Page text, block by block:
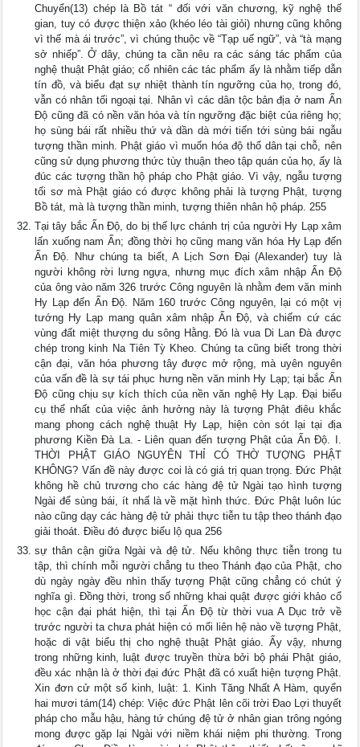
Chuyển(13) chép là Bồ tát “ đối với văn chương, kỹ nghệ thế
gian, tuy có được thiện xảo (khéo léo tài giỏi) nhưng cũng không
vì thế mà ái trước”, vì chúng thuộc về “Tạp uế ngữ”, và “tà mạng
sở nhiếp”. Ở dây, chúng ta cần nêu ra các sáng tác phẩm của
nghệ thuật Phật giáo; cố nhiên các tác phẩm ấy là nhằm tiếp dẫn
tín đồ, và biểu đạt sự nhiệt thành tín ngưỡng của họ, trong đó,
vẫn có nhân tối ngoại tại. Nhân vì các dân tộc bản địa ở nam Ấn
Ðộ cũng đã có nền văn hóa và tín ngưỡng đặc biệt của riêng họ;
họ sùng bái rất nhiều thứ và dần dà mới tiến tới sùng bái ngẫu
tượng thần minh. Phật giáo vì muốn hóa độ thổ dân tại chỗ, nên
cũng sử dụng phương thức tùy thuận theo tập quán của họ, ấy là
đúc các tượng thần hộ pháp cho Phật giáo. Vì vậy, ngẫu tượng
tối sơ mà Phật giáo có được không phải là tượng Phật, tượng
Bồ tát, mà là tượng thần minh, tượng thiên nhân hộ pháp. 255
Tại tây bắc Ấn Ðộ, do bị thế lực chánh trị của người Hy Lạp xâm
lấn xuống nam Ấn; đồng thời họ cũng mang văn hóa Hy Lạp đến
Ấn Ðộ. Như chúng ta biết, A Lịch Sơn Ðại (Alexander) tuy là
người không rời lưng ngựa, nhưng mục đích xâm nhập Ấn Ðộ
của ông vào năm 326 trước Công nguyên là nhằm đem văn minh
Hy Lạp đến Ấn Ðộ. Năm 160 trước Công nguyên, lại có một vị
tướng Hy Lạp mang quân xâm nhập Ấn Ðộ, và chiếm cứ các
vùng đất miệt thượng du sông Hằng. Ðó là vua Di Lan Ðà được
chép trong kinh Na Tiên Tỳ Kheo. Chúng ta cũng biết trong thời
cận đại, văn hóa phương tây được mở rộng, mà uyên nguyên
của vấn đề là sự tái phục hưng nền văn minh Hy Lạp; tại bắc Ấn
Ðộ cũng chịu sự kích thích của nền văn nghệ Hy Lạp. Ðại biểu
cụ thể nhất của việc ảnh hưởng này là tượng Phật điêu khắc
mang phong cách nghệ thuật Hy Lạp, hiện còn sót lại tại địa
phương Kiền Ðà La. - Liên quan đến tượng Phật của Ấn Ðộ. I.
THỜI PHẬT GIÁO NGUYÊN THỈ CÓ THỜ TƯỢNG PHẬT
KHÔNG? Vấn đề này được coi là có giá trị quan trọng. Ðức Phật
không hề chủ trương cho các hàng đệ tử Ngài tạo hình tượng
Ngài để sùng bái, ít nhấ là về mặt hình thức. Ðức Phật luôn lúc
nào cũng dạy các hàng đệ tử phải thực tiễn tu tập theo thánh đạo
giải thoát. Ðiều đó được biểu lộ qua 256
sự thân cận giữa Ngài và đệ tử. Nếu không thực tiễn trong tu
tập, thì chính mỗi người chẳng tu theo Thánh đạo của Phật, cho
dù ngày ngày đều nhìn thấy tượng Phật cũng chẳng có chút ý
nghĩa gì. Ðồng thời, trong số những khai quật được giới khảo cổ
học cận đại phát hiện, thì tại Ấn Ðộ từ thời vua A Dục trở về
trước người ta chưa phát hiện có mối liên hệ nào về tượng Phật,
hoặc di vật biểu thị cho nghệ thuật Phật giáo. Ấy vậy, nhưng
trong những kinh, luật được truyền thừa bởi bộ phái Phật giáo,
đều xác nhận là ở thời đại đức Phật đã có xuất hiện tượng Phật.
Xin đơn cử một số kinh, luật: 1. Kinh Tăng Nhất A Hàm, quyển
hai mươi tám(14) chép: Việc đức Phật lên cõi trời Ðao Lợi thuyết
pháp cho mẫu hậu, hàng tứ chúng đệ tử ở nhân gian trông ngóng
mong được gặp lại Ngài với niềm khái niệm phi thường. Trong